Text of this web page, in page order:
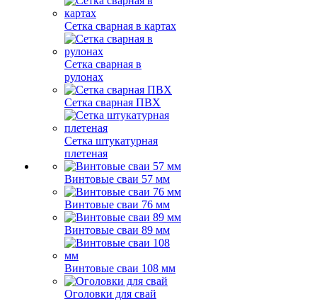
Сетка сварная в картах
Сетка сварная в
рулонах
Сетка сварная ПВХ
Сетка штукатурная
плетеная
Винтовые сваи 57 мм
Винтовые сваи 76 мм
Винтовые сваи 89 мм
Винтовые сваи 108 мм
Оголовки для свай